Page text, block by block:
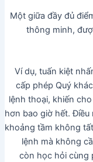
Một giữa đầy đủ
thông minh,
Ví dụ, tuấn kiệt
cấp phép Quý
lệnh thoại, khiến
hơn bao giờ hết.
khoảng tầm không
lệnh mà không
còn học hỏi cùng